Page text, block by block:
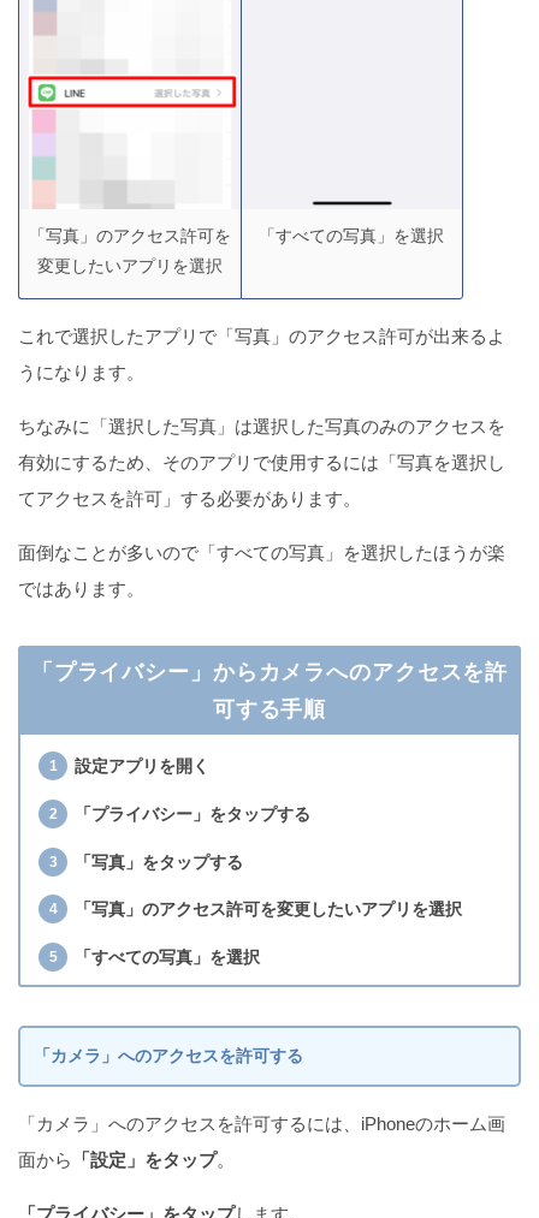
「写真」のアクセス許可を
変更したいアプリを選択
「すべての写真」を選択
これで選択したアプリで「写真」のアクセス許可が出来るよ
うになります。
ちなみに「選択した写真」は選択した写真のみのアクセスを
有効にするため、そのアプリで使用するには「写真を選択し
てアクセスを許可」する必要があります。
面倒なことが多いので「すべての写真」を選択したほうが楽
ではあります。
「プライバシー」からカメラへのアクセスを許
可する手順
設定アプリを開く
「プライバシー」をタップする
「写真」をタップする
「写真」のアクセス許可を変更したいアプリを選択
「すべての写真」を選択
「カメラ」へのアクセスを許可する
「カメラ」へのアクセスを許可するには、iPhoneのホーム画
面から
「設定」をタップ。